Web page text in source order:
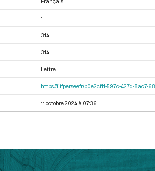
1
314
314
Lettre
https://iiif.persee.fr/b0e2cf11-597c-427d-
11 octobre 2024 à 07:36